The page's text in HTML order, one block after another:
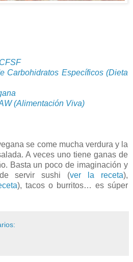
Carbohidratos Específicos (Dieta
(Alimentación Viva)
se come mucha verdura y la
A veces uno tiene ganas de
Basta un poco de imaginación y
servir sushi (ver la receta),
), tacos o burritos… es súper